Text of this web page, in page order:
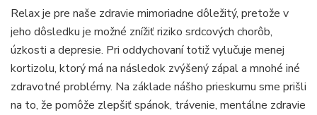
Relax je pre naše zdravie mimoriadne dôležitý, pretože v
jeho dôsledku je možné znížiť riziko srdcových chorôb,
úzkosti a depresie. Pri oddychovaní totiž vylučuje menej
kortizolu, ktorý má na následok zvýšený zápal a mnohé iné
zdravotné problémy. Na základe nášho prieskumu sme prišli
na to, že pomôže zlepšiť spánok, trávenie, mentálne zdravie